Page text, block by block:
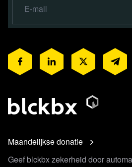
Maandelijkse donatie
Geef blckbx zekerheid door